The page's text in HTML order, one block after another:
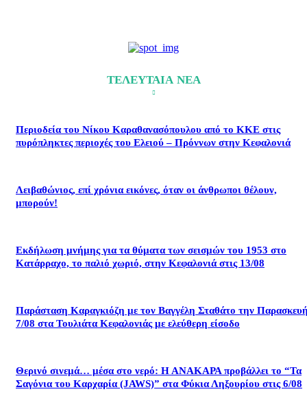
ΤΕΛΕΥΤΑΙΑ ΝΕΑ
Περιοδεία του Νίκου Καραθανασόπουλου από το ΚΚΕ στις
πυρόπληκτες περιοχές του Ελειού – Πρόννων στην Κεφαλονιά
Λειβαθώνιος, επί χρόνια εικόνες, όταν οι άνθρωποι θέλουν,
μπορούν!
Εκδήλωση μνήμης για τα θύματα των σεισμών του 1953 στο
Κατάρραχο, το παλιό χωριό, στην Κεφαλονιά στις 13/08
Παράσταση Καραγκιόζη με τον Βαγγέλη Σταθάτο την
7/08 στα Τουλιάτα Κεφαλονιάς με ελεύθερη είσοδο
Θερινό σινεμά… μέσα στο νερό: Η ΑΝΑΚΑΡΑ προβάλλει το “Τα
Σαγόνια του Καρχαρία (JAWS)” στα Φύκια Ληξουρίου στις 6/08